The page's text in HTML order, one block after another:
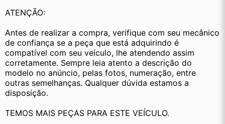
ATENÇÃO:
Antes de realizar a compra, verifique com seu mecânico
de confiança se a peça que está adquirindo é
compatível com seu veículo, lhe atendendo assim
corretamente. Sempre leia atento a descrição do
modelo no anúncio, pelas fotos, numeração, entre
outras semelhanças. Qualquer dúvida estamos a
disposição.
TEMOS MAIS PEÇAS PARA ESTE VEÍCULO.